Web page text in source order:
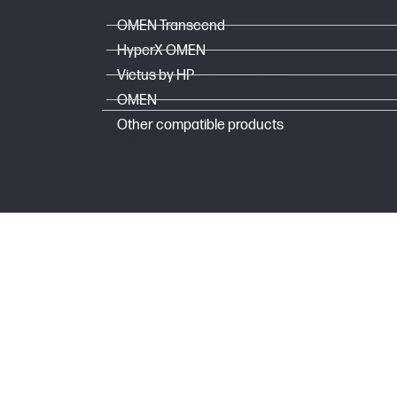
Poids du carton/paquet
OMEN Transcend
HyperX OMEN
Victus by HP
OMEN
Other compatible products